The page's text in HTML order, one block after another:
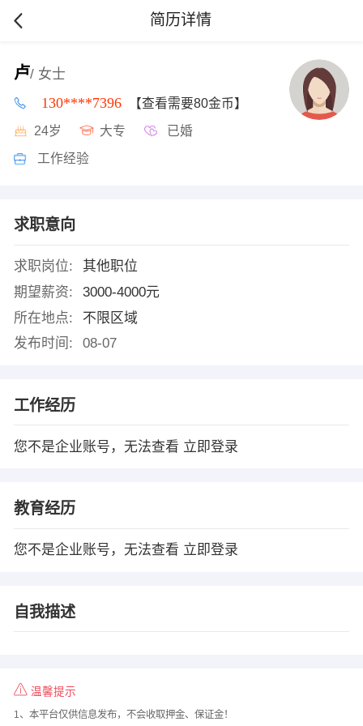
简历详情
卢/ 女士
130****7396 【查看需要80金币】
24岁 大专 已婚
工作经验
求职意向
求职岗位:
其他职位
期望薪资:
3000-4000元
所在地点:
不限区域
发布时间:
08-07
工作经历
您不是企业账号，无法查看 立即登录
教育经历
您不是企业账号，无法查看 立即登录
自我描述
温馨提示
1、本平台仅供信息发布，不会收取押金、保证金！